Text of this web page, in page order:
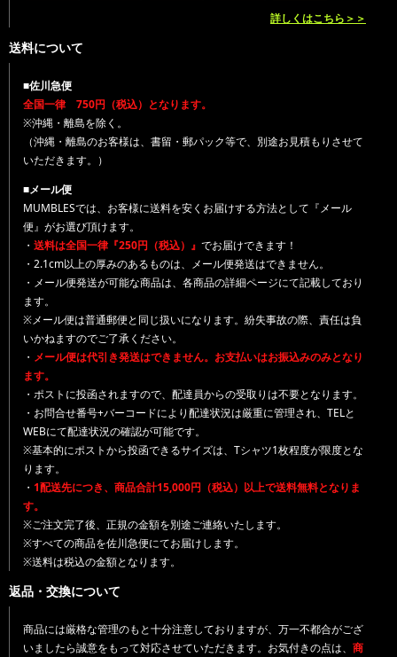
詳しくはこちら＞＞
送料について
■佐川急便
全国一律 750円（税込）となります。
※沖縄・離島を除く。
（沖縄・離島のお客様は、書留・郵パック等で、別途お見積もりさせて
いただきます。）
■メール便
MUMBLESでは、お客様に送料を安くお届けする方法として『メール
便』がお選び頂けます。
・ 送料は全国一律『250円（税込）』 でお届けできます！
・2.1cm以上の厚みのあるものは、メール便発送はできません。
・メール便発送が可能な商品は、各商品の詳細ページにて記載しており
ます。
※メール便は普通郵便と同じ扱いになります。紛失事故の際、責任は負
いかねますのでご了承ください。
・ メール便は代引き発送はできません。お支払いはお振込みのみとなり
ます。
・ポストに投函されますので、配達員からの受取りは不要となります。
・お問合せ番号+バーコードにより配達状況は厳重に管理され、TELと
WEBにて配達状況の確認が可能です。
※基本的にポストから投函できるサイズは、Tシャツ1枚程度が限度とな
ります。
・ 1配送先につき、商品合計15,000円（税込）以上で送料無料となりま
す。
※ご注文完了後、正規の金額を別途ご連絡いたします。
※すべての商品を佐川急便にてお届けします。
※送料は税込の金額となります。
返品・交換について
商品には厳格な管理のもと十分注意しておりますが、万一不都合がござ
いましたら誠意をもって対応させていただきます。お気付きの点は、 商